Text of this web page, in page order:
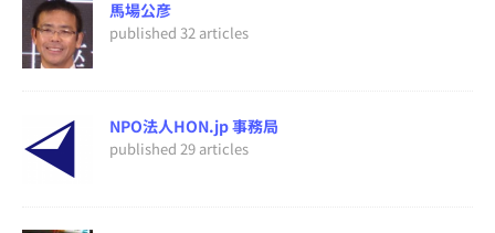
馬場公彦
published 32 articles
NPO法人HON.jp 事務局
published 29 articles